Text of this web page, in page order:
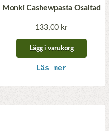
Monki Cashewpasta Osaltad
133,00 kr
Lägg i varukorg
Läs mer